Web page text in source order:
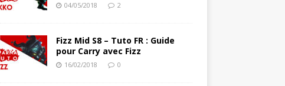
04/05/2018 2
Fizz Mid S8 – Tuto FR : Guide
pour Carry avec Fizz
16/02/2018 0